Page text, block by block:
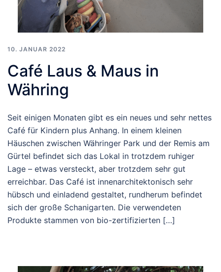
10. JANUAR 2022
Café Laus & Maus in
Währing
Seit einigen Monaten gibt es ein neues und sehr nettes
Café für Kindern plus Anhang. In einem kleinen
Häuschen zwischen Währinger Park und der Remis am
Gürtel befindet sich das Lokal in trotzdem ruhiger
Lage – etwas versteckt, aber trotzdem sehr gut
erreichbar. Das Café ist innenarchitektonisch sehr
hübsch und einladend gestaltet, rundherum befindet
sich der große Schanigarten. Die verwendeten
Produkte stammen von bio-zertifizierten […]